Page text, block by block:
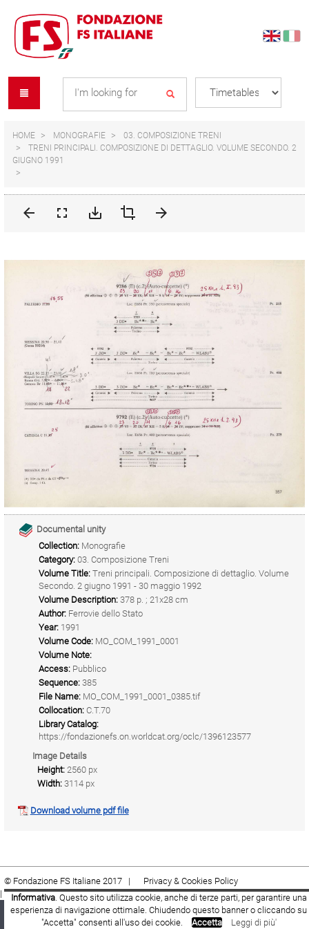
content
navigation
menu
HOME MONOGRAFIE
03. COMPOSIZIONE TRENI
TRENI PRINCIPALI. COMPOSIZIONE DI DETTAGLIO. VOLUME SECONDO. 2
GIUGNO 1991
Documental unity
Collection: Monografie
Category: 03. Composizione Treni
Volume Title: Treni principali. Composizione di dettaglio. Volume
Secondo. 2 giugno 1991 - 30 maggio 1992
Volume Description: 378 p. ; 21x28 cm
Author: Ferrovie dello Stato
Year: 1991
Volume Code: MO_COM_1991_0001
Volume Note:
Access: Pubblico
Sequence: 385
File Name: MO_COM_1991_0001_0385.tif
Collocation: C.T.70
Library Catalog:
https://fondazionefs.on.worldcat.org/oclc/1396123577
Image Details
Height: 2560 px
Width: 3114 px
Download volume pdf file
© Fondazione FS Italiane 2017 |
Privacy & Cookies Policy
|Cookie|Termini e condizioni
Informativa. Questo sito utilizza cookie, anche di terze parti, per garantire una
esperienza di navigazione ottimale. Chiudendo questo banner o cliccando su
"Accetta" consenti all'uso dei cookie.
Accetta Leggi di più'
Facebook
Youtube
Fondazione FS Italiane